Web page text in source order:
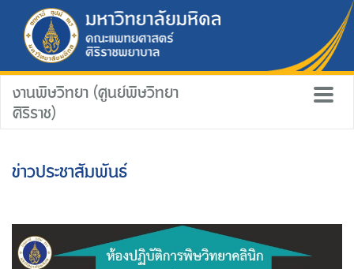
งานพิษวิทยา (ศูนย์พิษวิทยา
ศิริราช)
ข่าวประชาสัมพันธ์